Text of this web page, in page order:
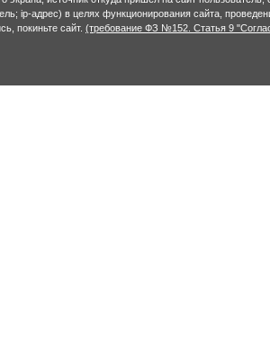
ip-адрес) в целях функционирования сайта,
покиньте сайт. (требование ФЗ №152. Статья 9